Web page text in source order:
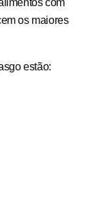
com
os maiores
estão: